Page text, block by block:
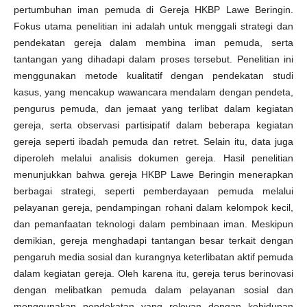
pertumbuhan iman pemuda di Gereja HKBP Lawe Beringin.
Fokus utama penelitian ini adalah untuk menggali strategi dan
pendekatan gereja dalam membina iman pemuda, serta
tantangan yang dihadapi dalam proses tersebut. Penelitian ini
menggunakan metode kualitatif dengan pendekatan studi
kasus, yang mencakup wawancara mendalam dengan pendeta,
pengurus pemuda, dan jemaat yang terlibat dalam kegiatan
gereja, serta observasi partisipatif dalam beberapa kegiatan
gereja seperti ibadah pemuda dan retret. Selain itu, data juga
diperoleh melalui analisis dokumen gereja. Hasil penelitian
menunjukkan bahwa gereja HKBP Lawe Beringin menerapkan
berbagai strategi, seperti pemberdayaan pemuda melalui
pelayanan gereja, pendampingan rohani dalam kelompok kecil,
dan pemanfaatan teknologi dalam pembinaan iman. Meskipun
demikian, gereja menghadapi tantangan besar terkait dengan
pengaruh media sosial dan kurangnya keterlibatan aktif pemuda
dalam kegiatan gereja. Oleh karena itu, gereja terus berinovasi
dengan melibatkan pemuda dalam pelayanan sosial dan